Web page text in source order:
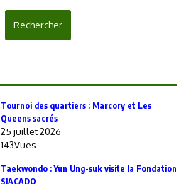
Rechercher
‎Tournoi des quartiers : Marcory et Les
Queens sacrés
25 juillet 2026
143Vues
Taekwondo : Yun Ung-suk visite la Fondation
SIACADO